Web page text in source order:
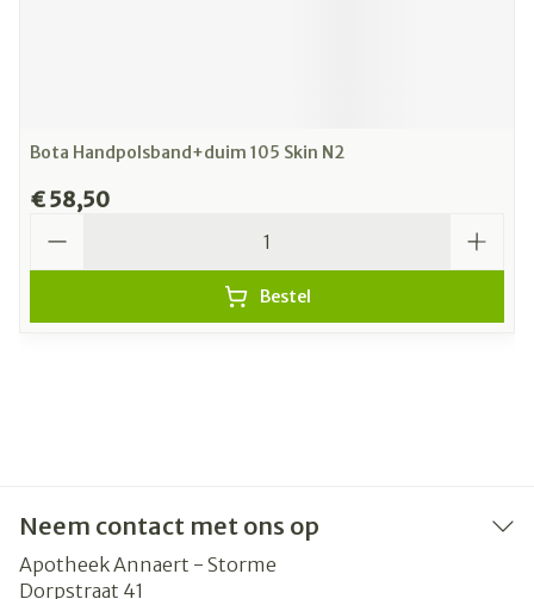
Bota Handpolsband+duim 105 Skin N2
€ 58,50
Bestel
Neem contact met ons op
Apotheek Annaert - Storme
Dorpstraat 41